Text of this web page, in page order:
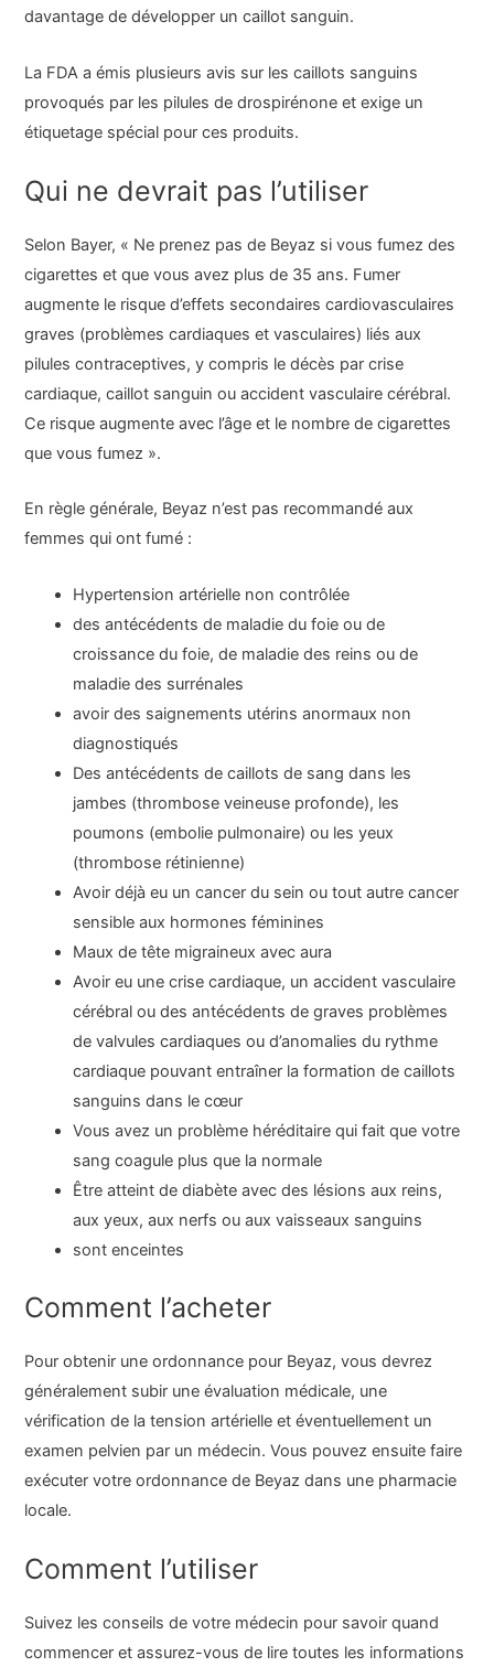
davantage de développer un caillot sanguin.
La FDA a émis plusieurs avis sur les caillots sanguins
provoqués par les pilules de drospirénone et exige un
étiquetage spécial pour ces produits.
Qui ne devrait pas l’utiliser
Selon Bayer, « Ne prenez pas de Beyaz si vous fumez des
cigarettes et que vous avez plus de 35 ans. Fumer
augmente le risque d’effets secondaires cardiovasculaires
graves (problèmes cardiaques et vasculaires) liés aux
pilules contraceptives, y compris le décès par crise
cardiaque, caillot sanguin ou accident vasculaire cérébral.
Ce risque augmente avec l’âge et le nombre de cigarettes
que vous fumez ».
En règle générale, Beyaz n’est pas recommandé aux
femmes qui ont fumé :
Hypertension artérielle non contrôlée
des antécédents de maladie du foie ou de
croissance du foie, de maladie des reins ou de
maladie des surrénales
avoir des saignements utérins anormaux non
diagnostiqués
Des antécédents de caillots de sang dans les
jambes (thrombose veineuse profonde), les
poumons (embolie pulmonaire) ou les yeux
(thrombose rétinienne)
Avoir déjà eu un cancer du sein ou tout autre cancer
sensible aux hormones féminines
Maux de tête migraineux avec aura
Avoir eu une crise cardiaque, un accident vasculaire
cérébral ou des antécédents de graves problèmes
de valvules cardiaques ou d’anomalies du rythme
cardiaque pouvant entraîner la formation de caillots
sanguins dans le cœur
Vous avez un problème héréditaire qui fait que votre
sang coagule plus que la normale
Être atteint de diabète avec des lésions aux reins,
aux yeux, aux nerfs ou aux vaisseaux sanguins
sont enceintes
Comment l’acheter
Pour obtenir une ordonnance pour Beyaz, vous devrez
généralement subir une évaluation médicale, une
vérification de la tension artérielle et éventuellement un
examen pelvien par un médecin. Vous pouvez ensuite faire
exécuter votre ordonnance de Beyaz dans une pharmacie
locale.
Comment l’utiliser
Suivez les conseils de votre médecin pour savoir quand
commencer et assurez-vous de lire toutes les informations